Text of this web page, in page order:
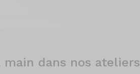
main dans nos ateliers